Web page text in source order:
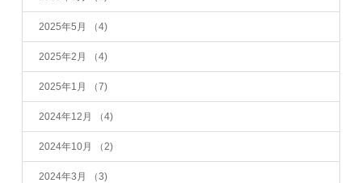
2025年5月 （4)
2025年2月 （4)
2025年1月 （7)
2024年12月 （4)
2024年10月 （2)
2024年3月 （3)